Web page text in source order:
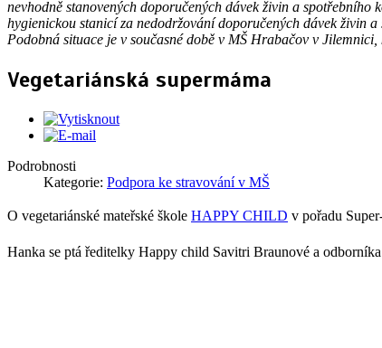
nevhodně stanovených doporučených dávek živin a spotřebního
hygienickou stanicí za nedodržování doporučených dávek živin
Podobná situace je v současné době v MŠ Hrabačov v
Vegetariánská supermáma
Podrobnosti
Kategorie: Podpora ke stravování v MŠ
O vegetariánské mateřské škole HAPPY CHILD v pořadu
Hanka se ptá ředitelky Happy child Savitri Braunové a